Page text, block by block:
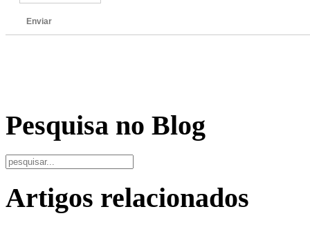
Enviar
Pesquisa no Blog
Artigos relacionados